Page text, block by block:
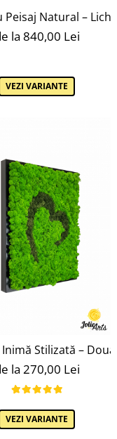
Inserții Roz și
Peisaj Natural –
la 840,00 Lei
VEZI VARIANTE
Bombat și
Stilizată –
la 270,00 Lei
VEZI VARIANTE